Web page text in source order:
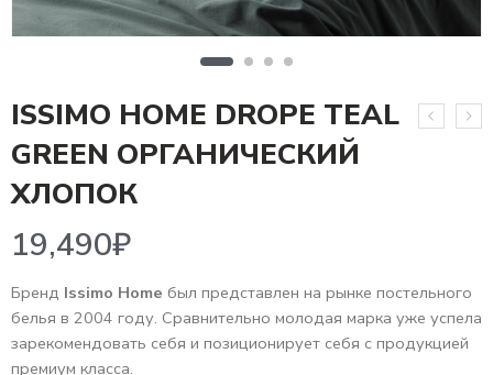
ISSIMO HOME DROPE TEAL
GREEN ОРГАНИЧЕСКИЙ
ХЛОПОК
19,490₽
Бренд Issimo Home был представлен на рынке постельного
белья в 2004 году. Сравнительно молодая марка уже успела
зарекомендовать себя и позиционирует себя с продукцией
премиум класса.